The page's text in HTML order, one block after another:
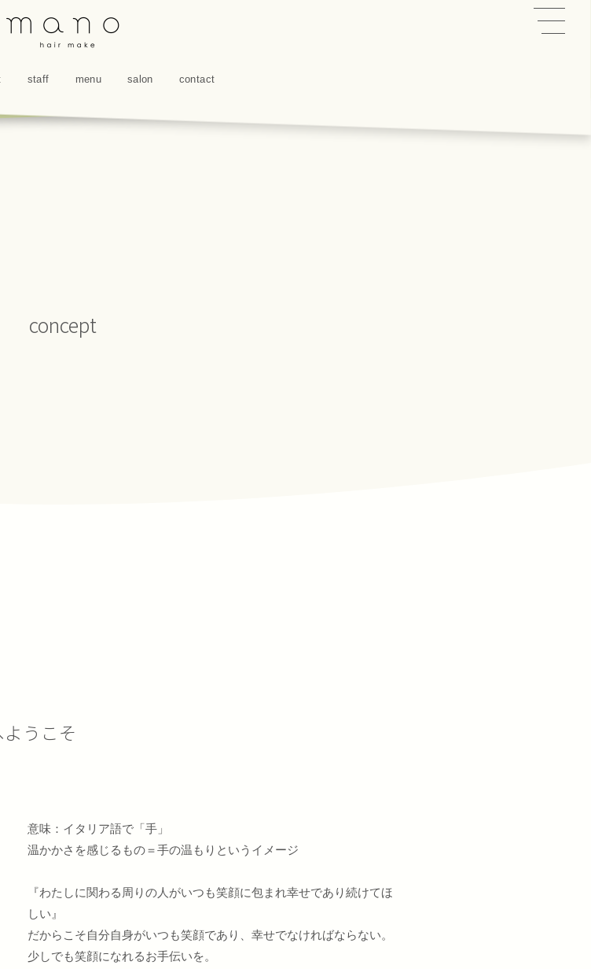
staff menu salon contact
concept
うこそ
意味：イタリア語で「手」
温かかさを感じるもの＝手の温もりというイメージ
『わたしに関わる周りの人がいつも笑顔に包まれ幸せであり続けてほ
しい』
だからこそ自分自身がいつも笑顔であり、幸せでなければならない。
少しでも笑顔になれるお手伝いを。